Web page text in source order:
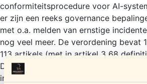
conformiteitsprocedure voor AI-
er zijn een reeks governance
met o.a. melden van ernstige
nog veel meer. De verordening bevat
113 artikels (met in artikel 3 68
De Nederlandse tekst is 144 blz. Deze
in werking op 2 augustus 2024 en is